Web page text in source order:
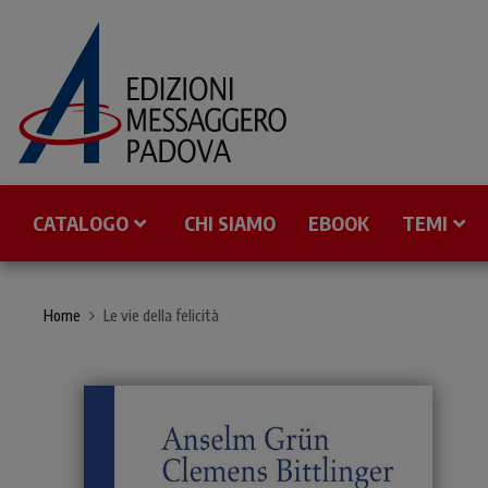
CATALOGO CHI SIAMO EBOOK TEMI
Home Le vie della felicità